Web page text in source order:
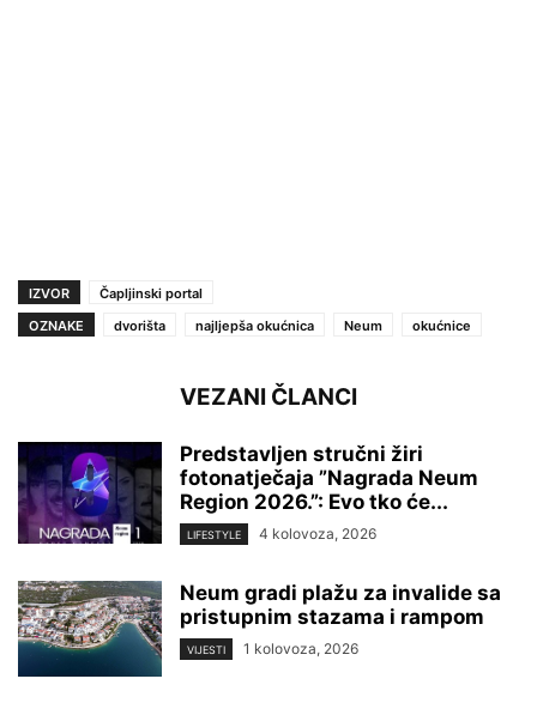
IZVOR
Čapljinski portal
OZNAKE
dvorišta najljepša okućnica Neum okućnice
VEZANI ČLANCI
Predstavljen stručni žiri
fotonatječaja ”Nagrada Neum
Region 2026.”: Evo tko će...
LIFESTYLE 4 kolovoza, 2026
Neum gradi plažu za invalide sa
pristupnim stazama i rampom
VIJESTI 1 kolovoza, 2026